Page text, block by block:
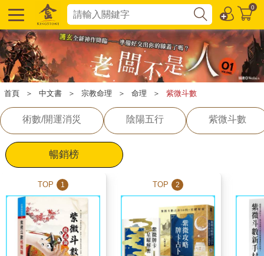
0
首頁 ＞ 中文書 ＞ 宗教命理 ＞ 命理 ＞ 紫微斗數
術數/開運消災 陰陽五行 紫微斗數
暢銷榜
TOP 1 TOP 2